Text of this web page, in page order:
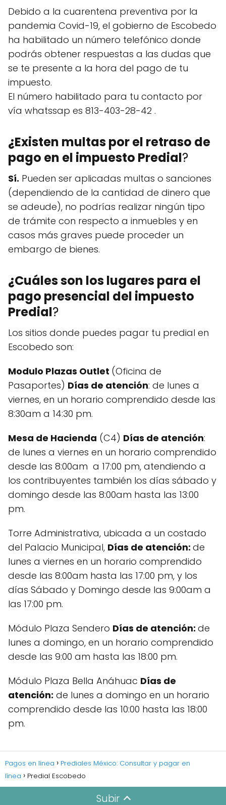
Debido a la cuarentena preventiva por la
pandemia Covid-19, el gobierno de Escobedo
ha habilitado un número telefónico donde
podrás obtener respuestas a las dudas que
se te presente a la hora del pago de tu
impuesto.
El número habilitado para tu contacto por
vía whatssap es 813-403-28-42 .
¿Existen multas por el retraso de
pago en el impuesto Predial?
Sí. Pueden ser aplicadas multas o sanciones
(dependiendo de la cantidad de dinero que
se adeude), no podrías realizar ningún tipo
de trámite con respecto a inmuebles y en
casos más graves puede proceder un
embargo de bienes.
¿Cuáles son los lugares para el
pago presencial del impuesto
Predial?
Los sitios donde puedes pagar tu predial en
Escobedo son:
Modulo Plazas Outlet (Oficina de
Pasaportes) Días de atención: de lunes a
viernes, en un horario comprendido desde las
8:30am a 14:30 pm.
Mesa de Hacienda (C4) Días de atención:
de lunes a viernes en un horario comprendido
desde las 8:00am a 17:00 pm, atendiendo a
los contribuyentes también los días sábado y
domingo desde las 8:00am hasta las 13:00
pm.
Torre Administrativa, ubicada a un costado
del Palacio Municipal, Días de atención: de
lunes a viernes en un horario comprendido
desde las 8:00am hasta las 17:00 pm, y los
días Sábado y Domingo desde las 9:00am a
las 17:00 pm.
Módulo Plaza Sendero Días de atención: de
lunes a domingo, en un horario comprendido
desde las 9:00 am hasta las 18:00 pm.
Módulo Plaza Bella Anáhuac Días de
atención: de lunes a domingo en un horario
comprendido desde las 10:00 hasta las 18:00
pm.
Pagos en línea
Prediales México: Consultar y pagar en
línea
Predial Escobedo
Subir